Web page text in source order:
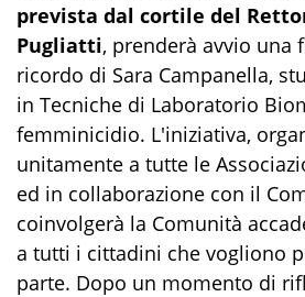
prevista dal cortile del
Pugliatti, prenderà avvio una
ricordo di Sara Campanella,
in Tecniche di Laboratorio
femminicidio. L'iniziativa,
unitamente a tutte le
ed in collaborazione con il
coinvolgerà la Comunità
a tutti i cittadini che vogliono
parte. Dopo un momento di